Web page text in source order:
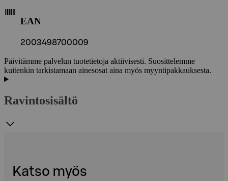
EAN
2003498700009
Päivitämme palvelun tuotetietoja aktiivisesti. Suosittelemme
kuitenkin tarkistamaan ainesosat aina myös myyntipakkauksesta.
Ravintosisältö
Katso myös